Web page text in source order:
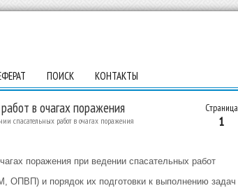
ПОИСК КОНТАКТЫ
Страница
1
в очагах поражения
спасательных работ в очагах поражения
поражения при ведении спасательных работ
и порядок их подготовки к выполнению задач